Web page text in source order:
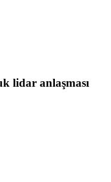
lidar anlaşması